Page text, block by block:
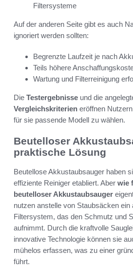
Filtersysteme
Auf der anderen Seite gibt es auch
ignoriert werden sollten:
Begrenzte Laufzeit je nach
Teils höhere
Wartung und Filterreinigung
Die Testergebnisse und die
Vergleichskriterien eröffnen
für sie passende Modell zu wählen.
Beutelloser
praktische Lösung
Beutellose Akkustaubsauger haben
effiziente Reiniger etabliert. Aber wie
beutelloser Akkustaubsauger
nutzen anstelle von Staubsäcken ein
Filtersystem, das den Schmutz und
aufnimmt. Durch die kraftvolle
innovative Technologie können sie
mühelos erfassen, was zu einer
führt.